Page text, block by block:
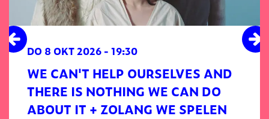
WE CAN'T HELP OURSELVES AND
THERE IS NOTHING WE CAN DO
ABOUT IT + ZOLANG WE SPELEN
DO 8 OKT 2026 - 19:30